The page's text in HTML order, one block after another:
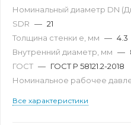
Номинальный диаметр DN
SDR — 21
Толщина стенки e, мм — 4.3
Внутренний диаметр, мм —
ГОСТ — ГОСТ Р 58121.2-2018
Номинальное рабочее
Все характеристики